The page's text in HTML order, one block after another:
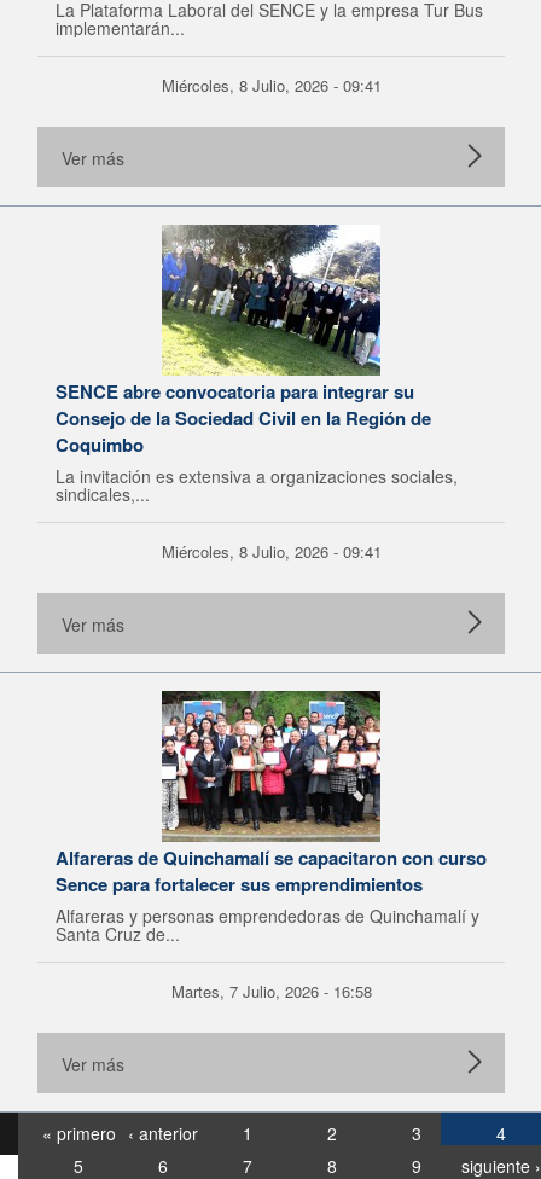
La Plataforma Laboral del SENCE y la empresa Tur Bus
implementarán...
Miércoles, 8 Julio, 2026 - 09:41
Ver más
SENCE abre convocatoria para integrar su
Consejo de la Sociedad Civil en la Región de
Coquimbo
La invitación es extensiva a organizaciones sociales,
sindicales,...
Miércoles, 8 Julio, 2026 - 09:41
Ver más
Alfareras de Quinchamalí se capacitaron con curso
Sence para fortalecer sus emprendimientos
Alfareras y personas emprendedoras de Quinchamalí y
Santa Cruz de...
Martes, 7 Julio, 2026 - 16:58
Ver más
« primero ‹ anterior 1 2 3
4
5
6 7 8 9
siguiente ›